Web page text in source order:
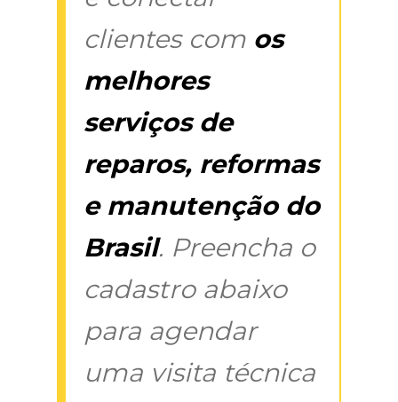
clientes com os
melhores
serviços de
reparos, reformas
e manutenção do
Brasil. Preencha o
cadastro abaixo
para agendar
uma visita técnica